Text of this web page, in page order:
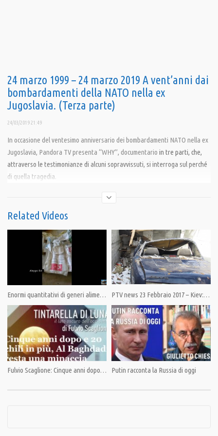
24 marzo 1999 – 24 marzo 2019 A vent’anni dai
bombardamenti della NATO nella ex
Jugoslavia. (Terza parte)
24/03/2019 21:49
In occasione del ventesimo anniversario dei bombardamenti NATO nella ex
Jugoslavia, Pandora TV presenta “WHY”, documentario in tre parti, che,
attraverso le testimonianze di alcuni sopravvissuti, si interroga sul perché
di quella tragedia.
PrimoPiano,Speciali
#JugoslaviaNATO,PandoraTV
Related Videos
Enormi quantitativi di generi alimentari ritrovati ad Aleppo PTV news 23 Febbraio 2017 – Kiev: A grandi passi verso la guerra
Fulvio Scaglione: Cinque anni dopo e 20 chili in più. Al Baghdadi manda messaggi precisi Putin racconta la Russia di oggi